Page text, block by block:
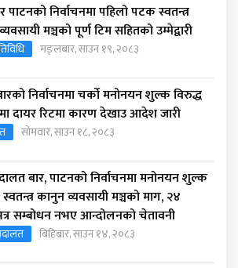
पाटनको निर्वाचनमा पहिलो पटक स्वतन्त्र
मञ्चको पूर्ण टिम सहितको उम्मेद्वारी
मङ्लबार, साउन १९, २०८३
निर्वाचनमा चर्को मनोनयन शुल्क विरुद्ध
दायर रिटमा कारण देखाउ आदेश जारी
सोमवार, साउन १८, २०८३
बार, पाटनको निर्वाचनमा मनोनयन शुल्क
कानुन व्यवसायी मञ्चको माग, २४
सम्बोधन नभए आन्दोलनको चेतावनी
बिहिबार, साउन १४, २०८३